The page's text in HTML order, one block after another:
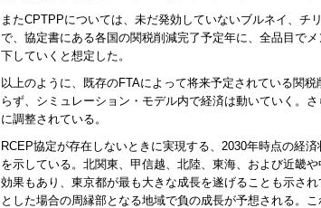
またCPTPPについては、未だ発効していないブルネイ、チ
で、協定書にある各国の関税削減完了予定年に、全品目で
下していくと想定した。
以上のように、既存のFTAによって将来予定されている関
らず、シミュレーション・モデル内で経済は動いていく。
に調整されている。
RCEP協定が存在しないときに実現する、2030年時点の経
を示している。北関東、甲信越、北陸、東海、および近畿
効果もあり、東京都が最も大きな成長を遂げることも示さ
とした場合の周縁部となる地域で負の成長が予想される。